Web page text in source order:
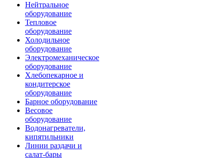
Нейтральное
оборудование
Тепловое
оборудование
Холодильное
оборудование
Электромеханическое
оборудование
Хлебопекарное и
кондитерское
оборудование
Барное оборудование
Весовое
оборудование
Водонагреватели,
кипятильники
Линии раздачи и
салат-бары